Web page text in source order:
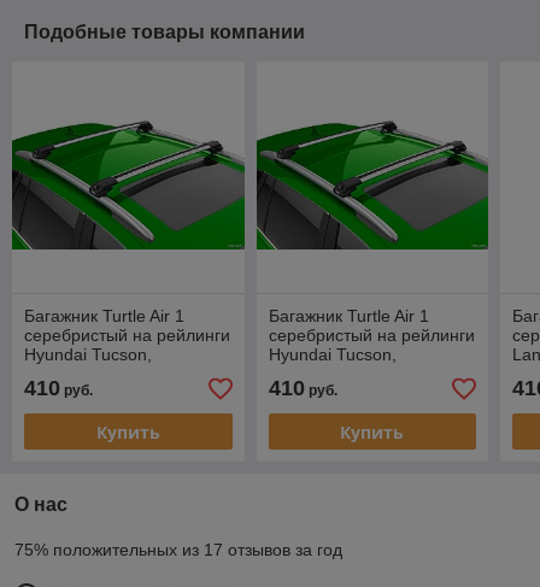
Подобные товары компании
Багажник Turtle Air 1
серебристый на рейлинги
Hyundai Tucson,
внедорожник, 2004-2016
410 руб.
Купить
Багажник Turtle Air 1
серебристый на рейлинги
Hyundai Tucson,
внедорожник, 2004-2016
410руб.
Купить
О нас
75% положительных из 17 отзывов за год